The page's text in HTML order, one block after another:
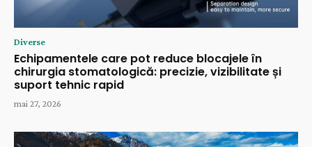
Diverse
Echipamentele care pot reduce blocajele în
chirurgia stomatologică: precizie, vizibilitate și
suport tehnic rapid
mai 27, 2026